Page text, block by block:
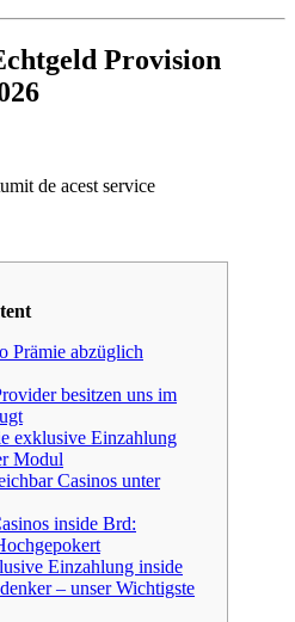
Provision
de acest service
Prämie abzüglich
besitzen uns im
exklusive Einzahlung
Modul
Casinos unter
inside Brd:
Einzahlung inside
– unser Wichtigste